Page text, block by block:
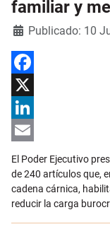
familiar y
DetallesPublicado: 10
Facebook
X
LinkedIn
Email
El Poder Ejecutivo
de 240 artículos que,
cadena cárnica,
reducir la carga